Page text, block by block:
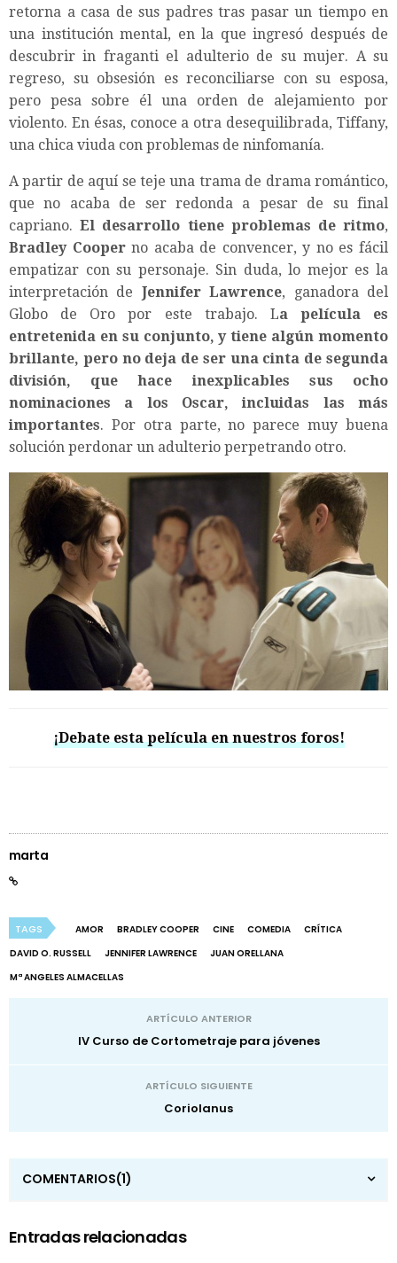
retorna a casa de sus padres tras pasar un tiempo en
una institución mental, en la que ingresó después de
descubrir in fraganti el adulterio de su mujer. A su
regreso, su obsesión es reconciliarse con su esposa,
pero pesa sobre él una orden de alejamiento por
violento. En ésas, conoce a otra desequilibrada, Tiffany,
una chica viuda con problemas de ninfomanía.
A partir de aquí se teje una trama de drama romántico,
que no acaba de ser redonda a pesar de su final
capriano.El desarrollo tiene problemas de ritmo,
Bradley Cooperno acaba de convencer, y no es fácil
empatizar con su personaje. Sin duda, lo mejor es la
interpretación de Jennifer Lawrence, ganadora del
Globo de Oro por este trabajo. La película es
entretenida en su conjunto, y tiene algún momento
brillante, pero no deja de ser una cinta de segunda
división, que hace inexplicables sus ocho
nominaciones a los Oscar, incluidas las más
importantes. Por otra parte, no parece muy buena
solución perdonar un adulterio perpetrando otro.
¡Debate esta película en nuestros foros!
marta
TAGS AMOR BRADLEY COOPER CINE COMEDIA
CRÍTICA
DAVID O. RUSSELL
JENNIFER LAWRENCE
JUAN ORELLANA
Mª ANGELES ALMACELLAS
ARTÍCULO ANTERIOR
IV Curso de Cortometraje para jóvenes
ARTÍCULO SIGUIENTE
Coriolanus
COMENTARIOS(1)
Entradas relacionadas